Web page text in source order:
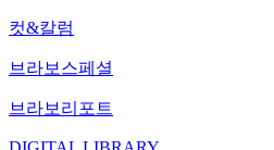
컷&칼럼
브라보스페셜
브라보리포트